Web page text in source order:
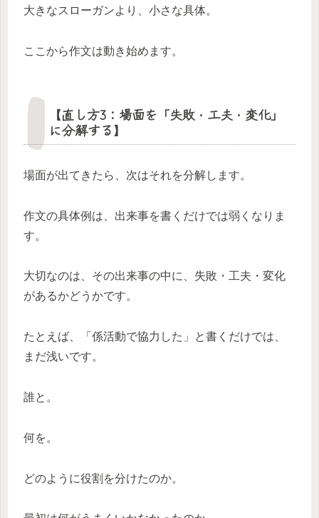
大きなスローガンより、小さな具体。
ここから作文は動き始めます。
【直し方3：場面を「失敗・工夫・変化」
に分解する】
場面が出てきたら、次はそれを分解します。
作文の具体例は、出来事を書くだけでは弱くなりま
す。
大切なのは、その出来事の中に、失敗・工夫・変化
があるかどうかです。
たとえば、「係活動で協力した」と書くだけでは、
まだ浅いです。
誰と。
何を。
どのように役割を分けたのか。